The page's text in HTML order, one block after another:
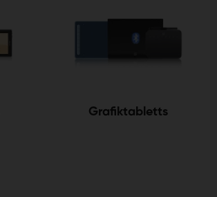
Grafiktabletts